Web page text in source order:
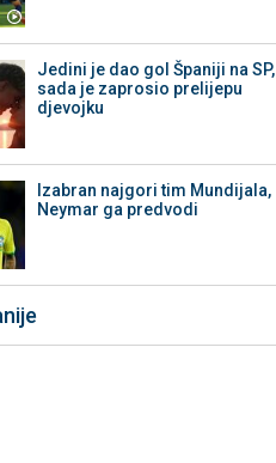
Jedini je dao gol Španiji na SP,
sada je zaprosio prelijepu
djevojku
Izabran najgori tim Mundijala,
Neymar ga predvodi